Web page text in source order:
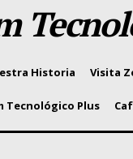
Historia Visita
Tecnológico Plus